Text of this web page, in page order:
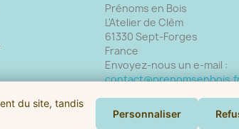
du site, tandis
Personnaliser
Prénoms en Bois
L'Atelier de Clèm
61330 Sept-Forges
France
Envoyez-nous un e-mail :